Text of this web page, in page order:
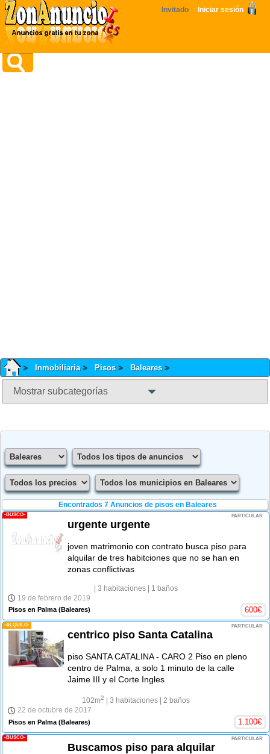
Invitado Iniciar sesión
Inmobiliaria Pisos Baleares
Mostrar subcategorías
Encontrados 7 Anuncios de pisos en Baleares
-BUSCO- PARTICULAR
urgente urgente
joven matrimonio con contrato busca piso para
alquilar de tres habitciones que no se han en
zonas conflictivas
| 3 habitaciones| 1 baños
19 de febrero de 2019
Pisos en Palma (Baleares) 600€
-ALQUILO- PARTICULAR
centrico piso Santa Catalina
piso SANTA CATALINA - CARO 2 Piso en pleno
centro de Palma, a solo 1 minuto de la calle
Jaime III y el Corte Ingles
102m2 | 3 habitaciones| 2 baños
22 de octubre de 2017
Pisos en Palma (Baleares) 1.100€
-BUSCO- PARTICULAR
Buscamos piso para alquilar